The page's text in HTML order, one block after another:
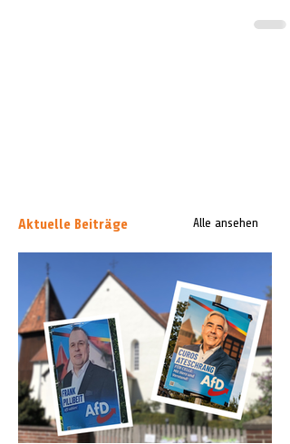
Aktuelle Beiträge Alle ansehen